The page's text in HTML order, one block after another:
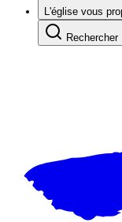
L'église vous
Rechercher